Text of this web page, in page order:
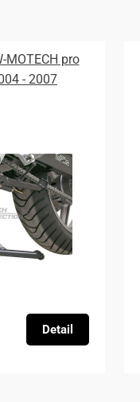
MOTECH pro
- 2007
Detail